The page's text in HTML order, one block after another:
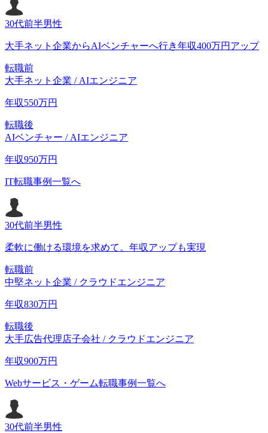
30代前半男性
大手ネット企業からAIベンチャーへ行き年収400万円アップ
転職前
大手ネット企業 / AIエンジニア
年収550万円
転職後
AIベンチャー / AIエンジニア
年収950万円
IT転職事例一覧へ
30代前半男性
柔軟に働ける環境を求めて。年収アップも実現
転職前
中堅ネット企業 / クラウドエンジニア
年収830万円
転職後
大手広告代理店子会社 / クラウドエンジニア
年収900万円
Webサービス・ゲーム転職事例一覧へ
30代前半男性